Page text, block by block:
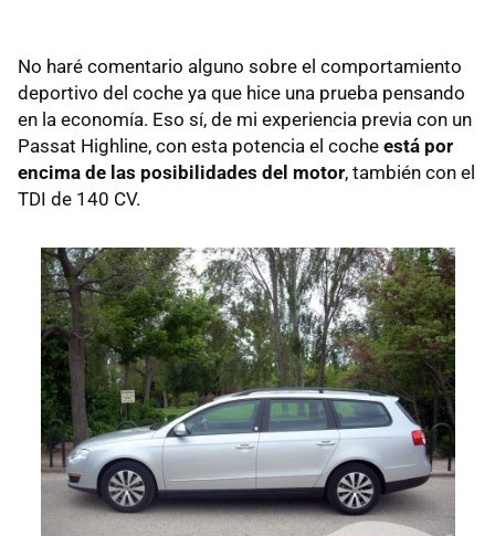
No haré comentario alguno sobre el comportamiento
deportivo del coche ya que hice una prueba pensando
en la economía. Eso sí, de mi experiencia previa con un
Passat Highline, con esta potencia el coche está por
encima de las posibilidades del motor, también con el
TDI de 140 CV.